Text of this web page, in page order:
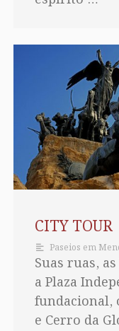
CITY TOUR
Paseios em
Suas ruas,
a Plaza
fundacional,
e Cerro da